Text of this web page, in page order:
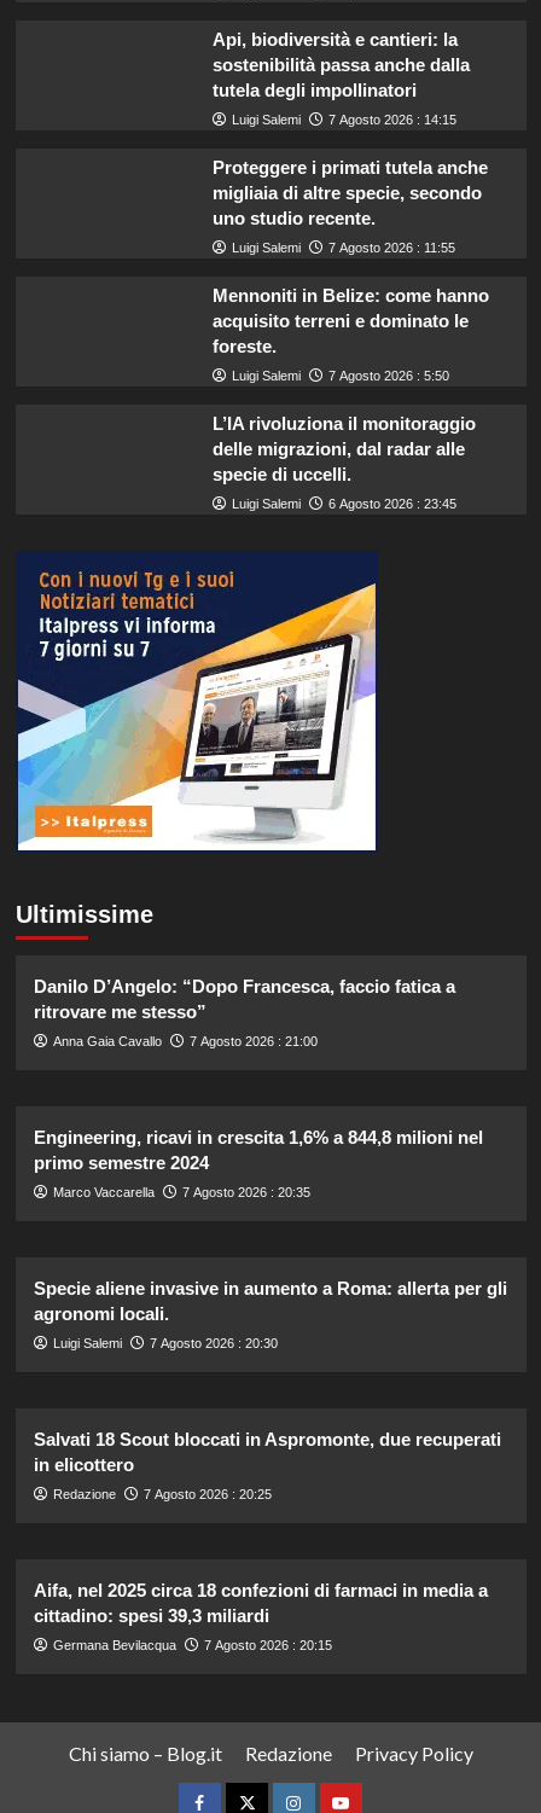
Api, biodiversità e cantieri: la
sostenibilità passa anche dalla
tutela degli impollinatori
Luigi Salemi 7 Agosto 2026 : 14:15
Proteggere i primati tutela anche
migliaia di altre specie, secondo
uno studio recente.
Luigi Salemi 7 Agosto 2026 : 11:55
Mennoniti in Belize: come hanno
acquisito terreni e dominato le
foreste.
Luigi Salemi 7 Agosto 2026 : 5:50
L’IA rivoluziona il monitoraggio
delle migrazioni, dal radar alle
specie di uccelli.
Luigi Salemi 6 Agosto 2026 : 23:45
Ultimissime
Danilo D’Angelo: “Dopo Francesca, faccio fatica a
ritrovare me stesso”
Anna Gaia Cavallo 7 Agosto 2026 : 21:00
Engineering, ricavi in crescita 1,6% a 844,8 milioni nel
primo semestre 2024
Marco Vaccarella 7 Agosto 2026 : 20:35
Specie aliene invasive in aumento a Roma: allerta per gli
agronomi locali.
Luigi Salemi 7 Agosto 2026 : 20:30
Salvati 18 Scout bloccati in Aspromonte, due recuperati
in elicottero
Redazione 7 Agosto 2026 : 20:25
Aifa, nel 2025 circa 18 confezioni di farmaci in media a
cittadino: spesi 39,3 miliardi
Germana Bevilacqua 7 Agosto 2026 : 20:15
Chi siamo – Blog.it Redazione Privacy Policy